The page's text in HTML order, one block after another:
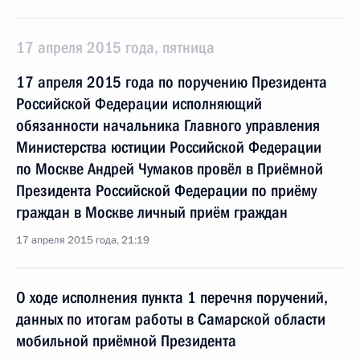
17 апреля 2015 года, пятница
17 апреля 2015 года по поручению Президента
Российской Федерации исполняющий
обязанности начальника Главного управления
Министерства юстиции Российской Федерации
по Москве Андрей Чумаков провёл в Приёмной
Президента Российской Федерации по приёму
граждан в Москве личный приём граждан
17 апреля 2015 года, 21:19
О ходе исполнения пункта 1 перечня поручений,
данных по итогам работы в Самарской области
мобильной приёмной Президента